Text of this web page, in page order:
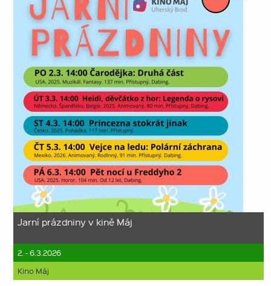
Jarní prázdniny v kině Máj
2. - 6.3.2026
Kino Máj